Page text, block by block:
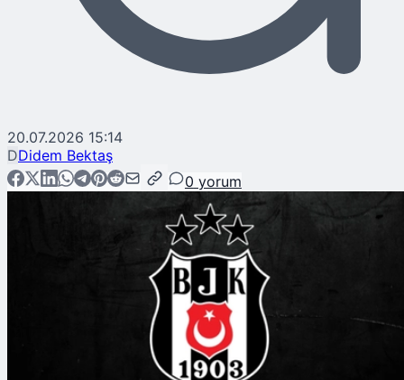
20.07.2026 15:14
DDidem Bektaş
0 yorum